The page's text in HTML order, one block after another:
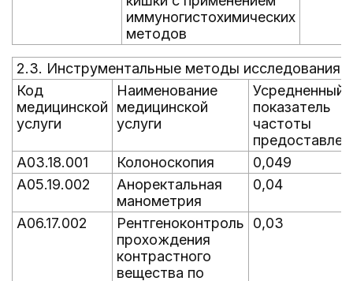
иммуногистохимических
методов
2.3. Инструментальные методы исследования
Код
медицинской
услуги
Наименование
медицинской
услуги
Усредненный
показатель
частоты
A03.18.001
Колоноскопия
0,049
A05.19.002
Аноректальная
манометрия
0,04
A06.17.002
Рентгеноконтроль
прохождения
контрастного
вещества по
0,03